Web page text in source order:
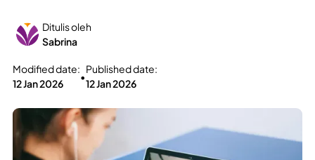
Ditulis oleh
Sabrina
Modified date:
12 Jan 2026
•
Published date:
12 Jan 2026